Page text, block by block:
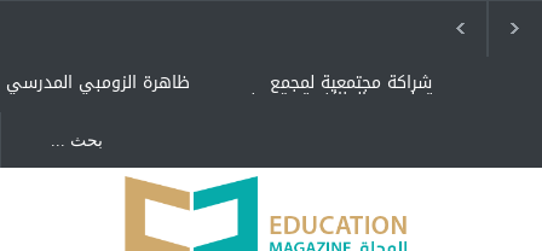
ظاهرة الزومبي المدرسي شراكة مجتمعية لمجمع
تعليمي بالطائف تستهدف
"كنت أنضرب ومافيني إلا
العافية" هل هذا مبرر
لاستمرار أسلوب التربية
المتوارث؟
لماذا تعد برامج توعية الأطفال
بخصوصية الجسد وقاية لا
فضول؟